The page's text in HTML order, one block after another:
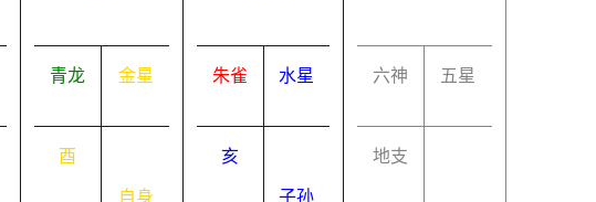
青龙 金星
酉
自身
朱雀 水星
亥
子孙
六神 五星
地支